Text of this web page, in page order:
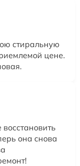
стиральную
цене.
она снова